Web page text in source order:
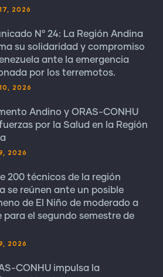
2026
N° 24: La Región Andina
su solidaridad y compromiso
ante la emergencia
por los terremotos.
2026
Andino y ORAS-CONHU
por la Salud en la Región
2026
200 técnicos de la región
se reúnen ante un posible
de El Niño de moderado a
para el segundo semestre de
2026
CONHU impulsa la